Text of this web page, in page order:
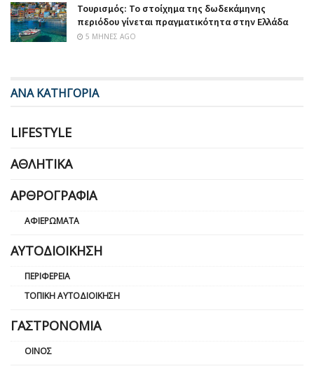
Τουρισμός: Το στοίχημα της δωδεκάμηνης
περιόδου γίνεται πραγματικότητα στην Ελλάδα
5 ΜΉΝΕΣ AGO
ΑΝΑ ΚΑΤΗΓΟΡΙΑ
LIFESTYLE
ΑΘΛΗΤΙΚΆ
ΑΡΘΡΟΓΡΑΦΊΑ
ΑΦΙΕΡΏΜΑΤΑ
ΑΥΤΟΔΙΟΊΚΗΣΗ
ΠΕΡΙΦΈΡΕΙΑ
ΤΟΠΙΚΉ ΑΥΤΟΔΙΟΊΚΗΣΗ
ΓΑΣΤΡΟΝΟΜΊΑ
ΟΊΝΟΣ